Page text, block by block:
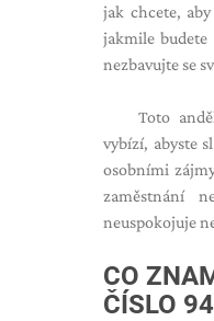
jak chcete,
jakmile
nezbavujte se
Toto
vybízí, abyste
osobními
zaměstnání
neuspokojuje
CO
ČÍSLO